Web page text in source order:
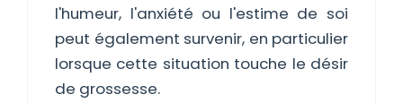
l'humeur, l'anxiété ou l'estime de soi
peut également survenir, en particulier
lorsque cette situation touche le désir
de grossesse.